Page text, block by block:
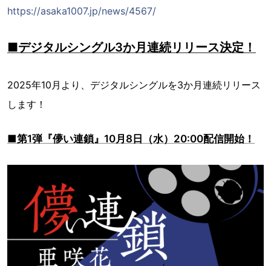
https://asaka1007.jp/news/4567/
■デジタルシングル3か月連続リリース決定！
2025年10月より、デジタルシングルを3か月連続リリース
します！
■第1弾『儚い連鎖』10月8日（水）20:00配信開始！